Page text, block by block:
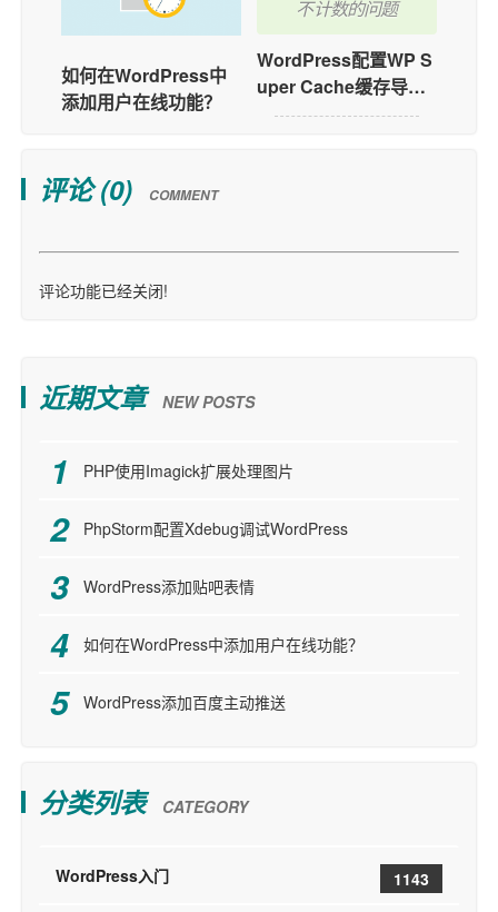
如何在WordPress中
添加用户在线功能？
不计数的问题
WordPress配置WP S
uper Cache缓存导致
不计数的问题
评论 (0) COMMENT
评论功能已经关闭!
近期文章 NEW POSTS
PHP使用Imagick扩展处理图片
PhpStorm配置Xdebug调试WordPress
WordPress添加贴吧表情
如何在WordPress中添加用户在线功能？
WordPress添加百度主动推送
分类列表 CATEGORY
WordPress入门 1143